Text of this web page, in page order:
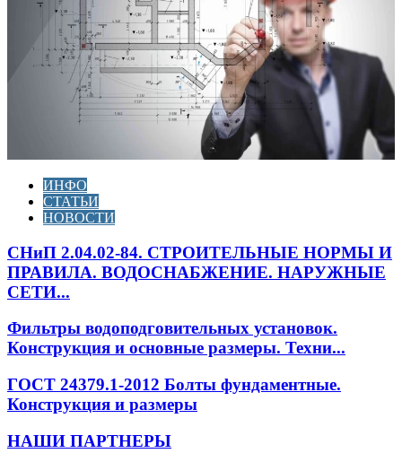
ИНФО
СТАТЬИ
НОВОСТИ
СНиП 2.04.02-84. СТРОИТЕЛЬНЫЕ НОРМЫ И
ПРАВИЛА. ВОДОСНАБЖЕНИЕ. НАРУЖНЫЕ
СЕТИ...
Фильтры водоподговительных установок.
Конструкция и основные размеры. Техни...
ГОСТ 24379.1-2012 Болты фундаментные.
Конструкция и размеры
НАШИ ПАРТНЕРЫ